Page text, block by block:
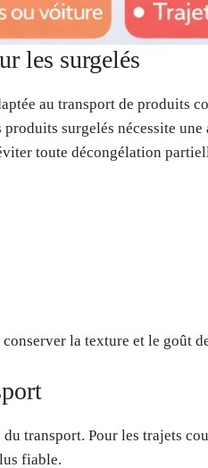
les surgelés
au transport de produits
surgelés nécessite
toute décongélation
conserver la texture et le goût
transport. Pour les trajets
fiable.